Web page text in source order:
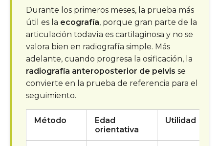
Durante los primeros meses, la prueba más
útil es la ecografía, porque gran parte de la
articulación todavía es cartilaginosa y no se
valora bien en radiografía simple. Más
adelante, cuando progresa la osificación, la
radiografía anteroposterior de pelvis se
convierte en la prueba de referencia para el
seguimiento.
Método
Edad
orientativa
Utilidad